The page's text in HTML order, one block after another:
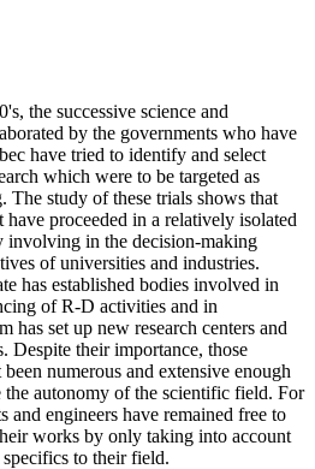
the successive science and
by the governments who have
have tried to identify and select
which were to be targeted as
The study of these trials shows that
have proceeded in a relatively isolated
involving in the decision-making
of universities and industries.
has established bodies involved in
of R-D activities and in
has set up new research centers and
Despite their importance, those
numerous and extensive enough
autonomy of the scientific field. For
and engineers have remained free to
works by only taking into account
specifics to their field.